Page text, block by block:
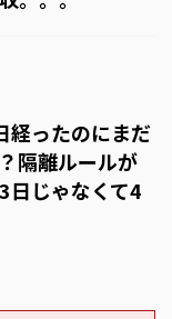
経ったのにまだ
隔離ルールが
日じゃなくて4